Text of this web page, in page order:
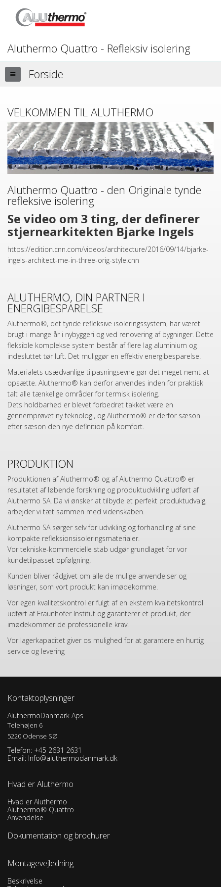
Aluthermo Quattro - Refleksiv isolering
Forside
VELKOMMEN TIL ALUTHERMO
Aluthermo Quattro - den Originale tynde
refleksive isolering
Se video om 3 ting, der definerer
stjernearkitekten Bjarke Ingels
https://edition.cnn.com/videos/architecture/2016/09/14/bjarke-
ingels-architect-me-in-three-orig-style.cnn
ALUTHERMO, DIN PARTNER I
ENERGIBESPARELSE
Aluthermo®, det tynde refleksive isoleringssystem, har været
brugt i mange år i nybyggeri og ved renovering af bygninger. Dette
fleksible komplekse system består af flere lag aluminium og
indesluttet tør luft. Det muliggør en effektiv energibesparelse.
Materialets usædvanlige tilpasningsevne gør det meget nemt at
opsætte. Aluthermo® kan derfor anvendes inden for praktisk
talt alle tænkelige områder for termisk isolering.
Dets holdbarhed er blevet forbedret takket være en
gennemprøvet ny teknologi, og Aluthermo® er derfor sæson
efter sæson den nye definition på komfort.
PRODUKTION
Produktionen af Aluthermo® og af Aluthermo Quattro® er
resultatet af løbende forskning og produktudvikling udført af
Aluthermo SA. Da vi ønsker at tilbyde et perfekt produktudvalg,
arbejder vi tæt sammen med videnskaben.
Aluthermo SA sørger selv for udvikling og forhandling af sine
kompakte refleksionsisoleringsmaterialer.
Vor tekniske-kommercielle stab udgør grundlaget for vor
kundetilpasset opfølgning.
Kunden bliver rådgivet om alle de mulige anvendelser og
løsninger, som vort produkt kan imødekomme.
Vor egen kvalitetskontrol er fulgt af en ekstern kvalitetskontrol
udført af Fraunhofer Institut og garanterer et produkt, der
imødekommer de professionelle krav.
Vor lagerkapacitet giver os mulighed for at garantere en hurtig
service og levering
Kontaktoplysninger
AluthermoDanmark Aps
Telehøjen 6
5220 Odense SØ
Telefon: +45 2631 2631
Email: Info@aluthermodanmark.dk
Hvad er Aluthermo
Hvad er Aluthermo
Aluthermo® Quattro
Anvendelse
Dokumentation og brochurer
Montagevejledning
Beskrivelse